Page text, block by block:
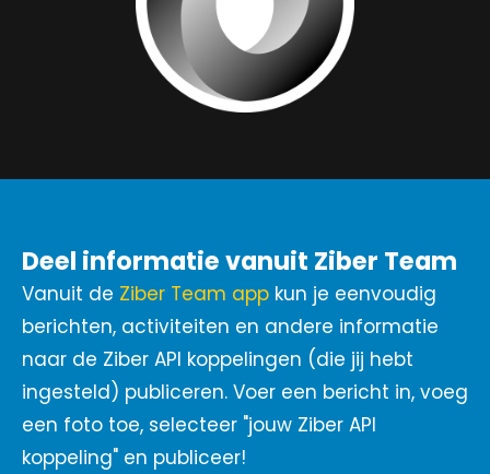
Deel informatie vanuit Ziber Team
Vanuit de Ziber Team app kun je eenvoudig
berichten, activiteiten en andere informatie
naar de Ziber API koppelingen (die jij hebt
ingesteld) publiceren. Voer een bericht in, voeg
een foto toe, selecteer "jouw Ziber API
koppeling" en publiceer!